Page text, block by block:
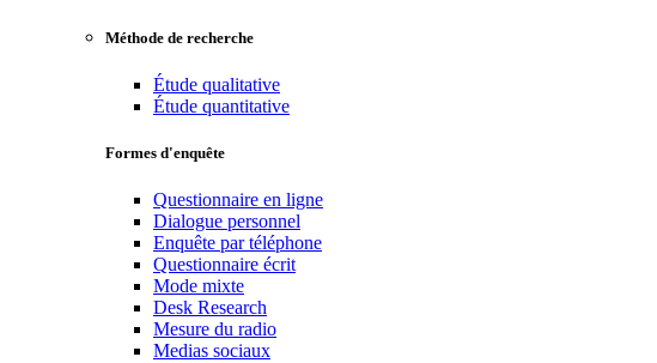
Méthode de recherche
Étude qualitative
Étude quantitative
Formes d'enquête
Questionnaire en ligne
Dialogue personnel
Enquête par téléphone
Questionnaire écrit
Mode mixte
Desk Research
Mesure du radio
Medias sociaux